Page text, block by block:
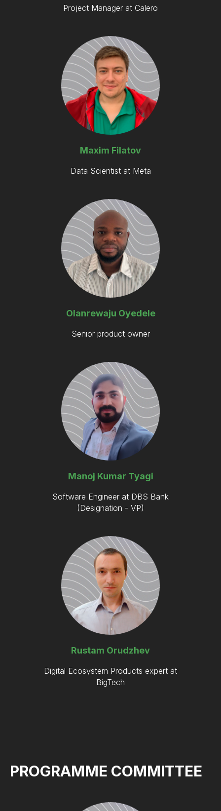
Project Manager at Calero
Maxim Filatov
Data Scientist at Meta
Olanrewaju Oyedele
Senior product owner
Manoj Kumar Tyagi
Software Engineer at DBS Bank
(Designation - VP)
Rustam Orudzhev
Digital Ecosystem Products expert at
BigTech
PROGRAMME COMMITTEE